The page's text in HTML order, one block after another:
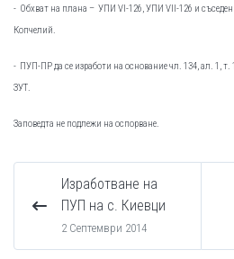
- Обхват на плана – УПИ VІ-126, УПИ VІІ-126 и
Копчелий.
- ПУП-ПР да се изработи на основание чл. 134, ал. 1, т.
ЗУТ.
Заповедта не подлежи на оспорване.
Изработване на
ПУП на с. Киевци
2 Септември 2014